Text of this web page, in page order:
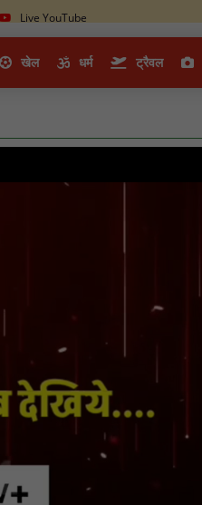
Live YouTube
खेल धर्म ट्रैवल